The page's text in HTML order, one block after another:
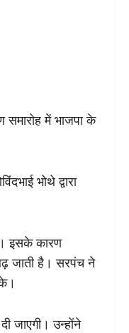
समारोह में भाजपा के
भोथे द्वारा
इसके कारण
जाती है। सरपंच ने
जाएगी। उन्होंने